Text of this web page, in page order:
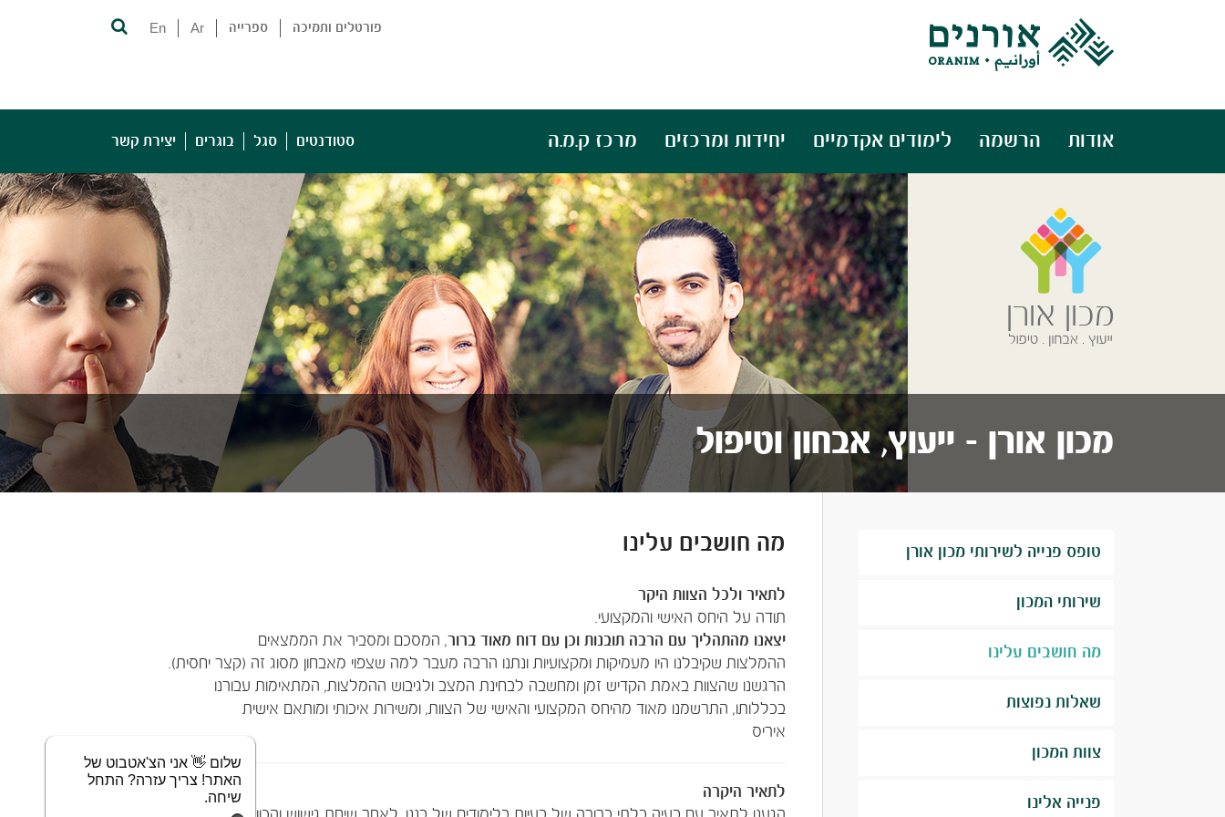
פורטלים ותמיכה ספרייה Ar
En
אודות הרשמה לימודים אקדמיים יחידות ומרכזים מרכז ק.מ.ה סטודנטים סגל בוגרים יצירת קשר
מכון אורן - ייעוץ, אבחון וטיפול
מה חושבים עלינו
לתאיר ולכל הצוות היקר
תודה על היחס האישי והמקצועי.
יצאנו מהתהליך עם הרבה תובנות וכן עם דוח מאוד ברור, המסכם ומסביר את הממצאים
ההמלצות שקיבלנו היו מעמיקות ומקצועיות ונתנו הרבה מעבר למה שצפוי מאבחון מסוג זה (קצר יחסית).
הרגשנו שהצוות באמת הקדיש זמן ומחשבה לבחינת המצב ולגיבוש ההמלצות, המתאימות עבורנו
בכללותו, התרשמנו מאוד מהיחס המקצועי והאישי של הצוות, ומשירות איכותי ומותאם אישית
איריס
לתאיר היקרה
טופס פנייה לשירותי מכון אורן
שירותי המכון
מה חושבים עלינו
שאלות נפוצות
צוות המכון
פנייה אלינו
שלום 👋 אני הצ'אטבוט של
האתר! צריך עזרה? התחל
שיחה.